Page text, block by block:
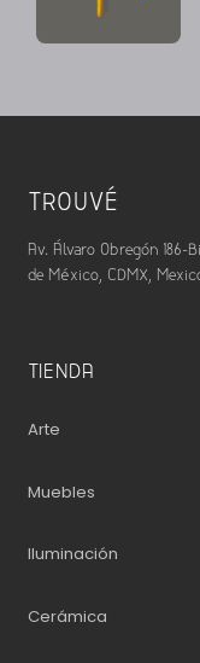
TROUVÉ
Av. Álvaro Obregón 186-
de México, CDMX,
TIENDA
Arte
Muebles
Iluminación
Cerámica